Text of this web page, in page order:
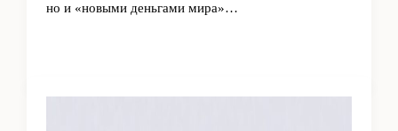
но и «новыми деньгами мира»…